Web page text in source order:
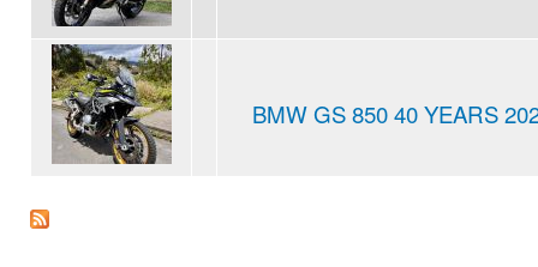
BMW GS 850 40 YEARS